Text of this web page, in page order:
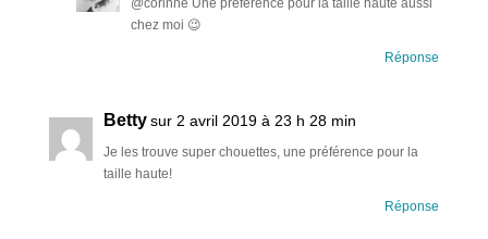
@corinne Une préférence pour la taille haute aussi
chez moi 😉
Réponse
Betty sur 2 avril 2019 à 23 h 28 min
Je les trouve super chouettes, une préférence pour la
taille haute!
Réponse